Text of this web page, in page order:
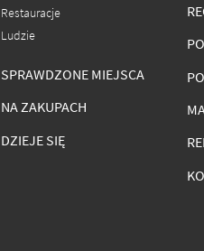
Restauracje
Ludzie
SPRAWDZONE MIEJSCA
NA ZAKUPACH
DZIEJE SIĘ